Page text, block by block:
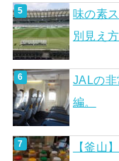
味の素
別見え
JALの
編。
【釜山